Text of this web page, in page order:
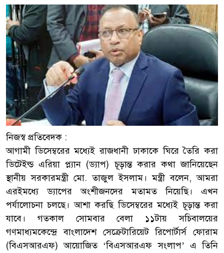
নিজস্ব প্রতিবেদক :
আগামী ডিসেম্বরের মধ্যেই রাজধানী ঢাকাকে ঘিরে তৈরি করা
ডিটেইল্ড এরিয়া প্ল্যান (ড্যাপ) চূড়ান্ত করার কথা জানিয়েছেন
স্থানীয় সরকারমন্ত্রী মো. তাজুল ইসলাম। মন্ত্রী বলেন, আমরা
এরইমধ্যে ড্যাপের অংশীজনদের মতামত নিয়েছি। এখন
পর্যালোচনা চলছে। আশা করছি ডিসেম্বরের মধ্যেই চূড়ান্ত করা
যাবে। গতকাল সোমবার বেলা ১১টায় সচিবালয়ের
গণমাধ্যমকেন্দ্রে বাংলাদেশ সেক্রেটারিয়েট রিপোর্টার্স ফোরাম
(বিএসআরএফ) আয়োজিত ‘বিএসআরএফ সংলাপ’ এ তিনি